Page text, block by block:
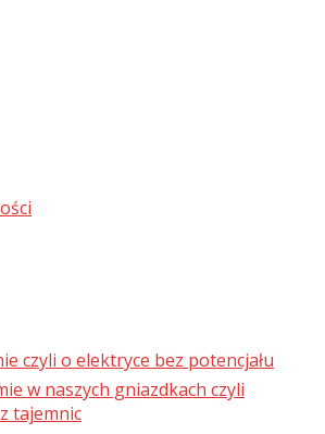
czyli o elektryce bez potencjału
w naszych gniazdkach czyli
tajemnic